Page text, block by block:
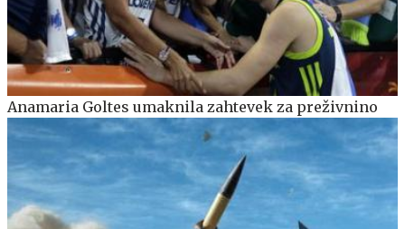
Anamaria Goltes umaknila zahtevek za preživnino